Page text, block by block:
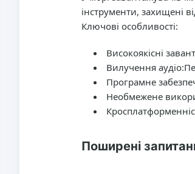
інструменти, захищені
Ключові особливості:
Високоякісні
Вилучення аудіо:
Програмне
Необмежене
Поширені